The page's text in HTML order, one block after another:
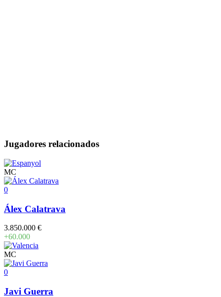
Jugadores relacionados
MC
0
Álex Calatrava
3.850.000 €
+60.000
MC
0
Javi Guerra